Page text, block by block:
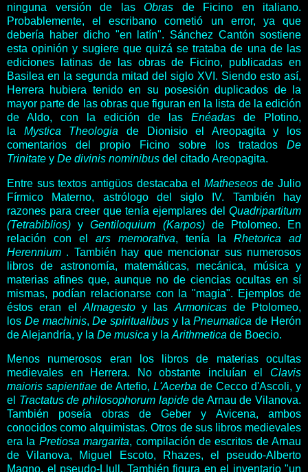
ninguna versión de las Obras de Ficino en italiano.
Probablemente, el escribano cometió un error, ya que
debería haber dicho "en latín". Sánchez Cantón sostiene
esta opinión y sugiere que quizá se trataba de una de las
ediciones latinas de las obras de Ficino, publicadas en
Basilea en la segunda mitad del siglo XVI. Siendo esto así,
Herrera hubiera tenido en su posesión duplicados de la
mayor parte de las obras que figuran en la lista de la edición
de Aldo, con la edición de las Enéadas de Plotino,
la Mystica Theologia de Dionisio el Areopagita y los
comentarios del propio Ficino sobre los tratados De
Trinitate y De divinis nominibus del citado Areopagita.
Entre sus textos antigüos destacaba el Matheseosde Julio
Fírmico Materno, astrólogo del siglo IV. También hay
razones para creer que tenía ejemplares del Quadripartitum
(Tetrabiblios) yGentiloquium (Karpos) de Ptolomeo. En
relación con el ars memorativa, tenía la Rhetorica ad
Herennium . También hay que mencionar sus numerosos
libros de astronomía, matemáticas, mecánica, música y
materias afines que, aunque no de ciencias ocultas en sí
mismas, podían relacionarse con la "magia". Ejemplos de
éstos eran el Almagestoy las Armonicasde Ptolomeo,
los De machinis, De spiritualibus y laPneumatica de Herón
de Alejandría, y la De musica y la Arithmetica de Boecio.
Menos numerosos eran los libros de materias ocultas
medievales en Herrera. No obstante incluían el Clavis
maioris sapientiae de Artefio, L'Acerba de Cecco d'Ascoli, y
el Tractatus de philosophorum lapidede Arnau de Vilanova.
También poseía obras de Geber y Avicena, ambos
conocidos como alquimistas. Otros de sus libros medievales
era la Pretiosa margarita, compilación de escritos de Arnau
de Vilanova, Miguel Escoto, Rhazes, el pseudo-Alberto
Magno, el pseudo-Llull. También figura en el inventario "un